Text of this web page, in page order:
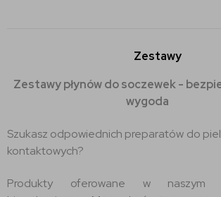
Zestawy
Zestawy płynów do soczewek -
wygoda
Szukasz odpowiednich preparatów do
kontaktowych?
Produkty oferowane w naszym